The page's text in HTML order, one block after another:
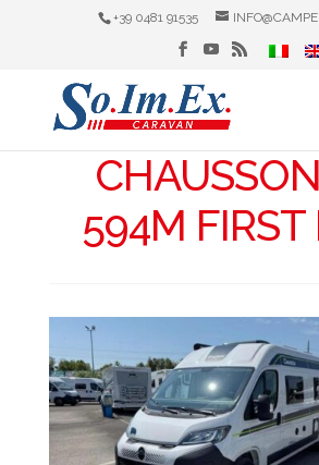
+39 0481 91535
594M FIRST